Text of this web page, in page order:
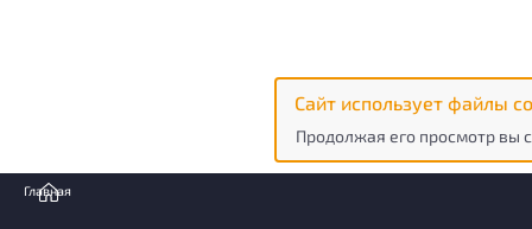
Сайт использует файлы
Продолжая его просмотр вы
Главная